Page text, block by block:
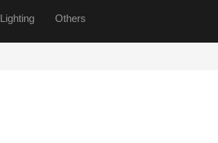
Sound System
ピーカー
ンド
テム
ターシステム
ーディオ）
Lighting Others
ネットワーク機器
プレゼンテーションサポート機器